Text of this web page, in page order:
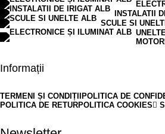
INSTALATII
SCULE SI
Informații
TERMENI ȘI CONDIȚII
POLITICA DE
POLITICA DE RETURPOLITICA COOKIES